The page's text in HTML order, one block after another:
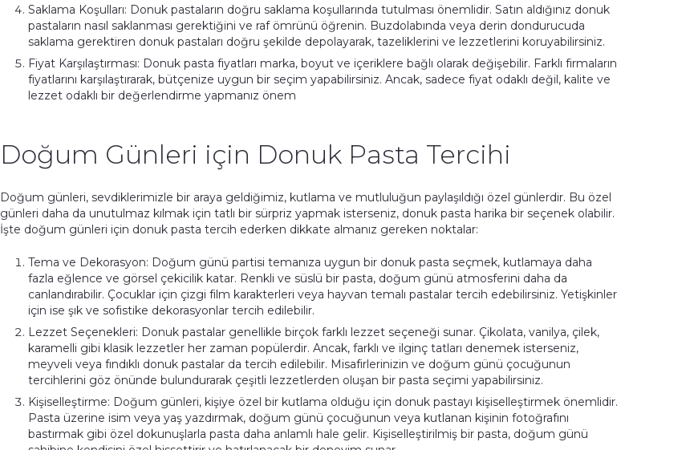
Saklama Koşulları: Donuk pastaların doğru saklama koşullarında tutulması önemlidir. Satın aldığınız donuk
pastaların nasıl saklanması gerektiğini ve raf ömrünü öğrenin. Buzdolabında veya derin dondurucuda
saklama gerektiren donuk pastaları doğru şekilde depolayarak, tazeliklerini ve lezzetlerini koruyabilirsiniz.
Fiyat Karşılaştırması: Donuk pasta fiyatları marka, boyut ve içeriklere bağlı olarak değişebilir. Farklı firmaların
fiyatlarını karşılaştırarak, bütçenize uygun bir seçim yapabilirsiniz. Ancak, sadece fiyat odaklı değil, kalite ve
lezzet odaklı bir değerlendirme yapmanız önem
Doğum Günleri için Donuk Pasta Tercihi
Doğum günleri, sevdiklerimizle bir araya geldiğimiz, kutlama ve mutluluğun paylaşıldığı özel günlerdir. Bu özel
günleri daha da unutulmaz kılmak için tatlı bir sürpriz yapmak isterseniz, donuk pasta harika bir seçenek olabilir.
İşte doğum günleri için donuk pasta tercih ederken dikkate almanız gereken noktalar:
Tema ve Dekorasyon: Doğum günü partisi temanıza uygun bir donuk pasta seçmek, kutlamaya daha
fazla eğlence ve görsel çekicilik katar. Renkli ve süslü bir pasta, doğum günü atmosferini daha da
canlandırabilir. Çocuklar için çizgi film karakterleri veya hayvan temalı pastalar tercih edebilirsiniz. Yetişkinler
için ise şık ve sofistike dekorasyonlar tercih edilebilir.
Lezzet Seçenekleri: Donuk pastalar genellikle birçok farklı lezzet seçeneği sunar. Çikolata, vanilya, çilek,
karamelli gibi klasik lezzetler her zaman popülerdir. Ancak, farklı ve ilginç tatları denemek isterseniz,
meyveli veya fındıklı donuk pastalar da tercih edilebilir. Misafirlerinizin ve doğum günü çocuğunun
tercihlerini göz önünde bulundurarak çeşitli lezzetlerden oluşan bir pasta seçimi yapabilirsiniz.
Kişiselleştirme: Doğum günleri, kişiye özel bir kutlama olduğu için donuk pastayı kişiselleştirmek önemlidir.
Pasta üzerine isim veya yaş yazdırmak, doğum günü çocuğunun veya kutlanan kişinin fotoğrafını
bastırmak gibi özel dokunuşlarla pasta daha anlamlı hale gelir. Kişiselleştirilmiş bir pasta, doğum günü